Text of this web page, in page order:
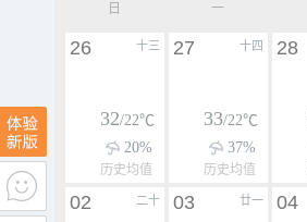
日 一
十三
26
32/22℃
20%
历史均值
十四
27
33/22℃
37%
历史均值
28
二十
02 廿一
03 04